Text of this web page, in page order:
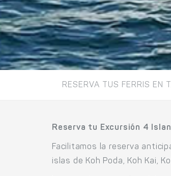
RESERVA TUS FERRIS EN
Reserva tu Excursión 4
Facilitamos la reserva
islas de Koh Poda, Koh Kai,